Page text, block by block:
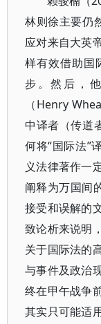
林则徐主要仍
应对来自大英
样有效借助国
步。然后，
（Henry
中译者（传道
何将“国际法”
义法律著作一
阐释为万国间
接受和误解的
致论析来说明
关于国际法的
与事件及政治
终在甲午战争
其实只可能适